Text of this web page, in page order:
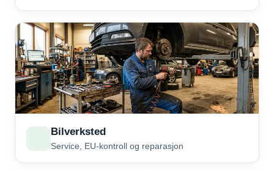
Bilverksted
Service, EU-kontroll og reparasjon